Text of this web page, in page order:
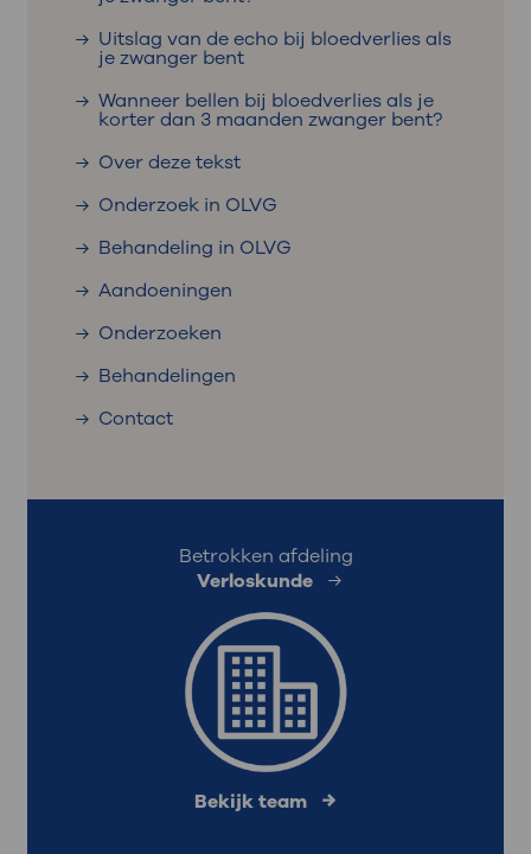
Uitslag van de echo bij bloedverlies als
je zwanger bent
Wanneer bellen bij bloedverlies als je
korter dan 3 maanden zwanger bent?
Over deze tekst
Onderzoek in OLVG
Behandeling in OLVG
Aandoeningen
Onderzoeken
Behandelingen
Contact
Betrokken afdeling
Verloskunde
Bekijk team